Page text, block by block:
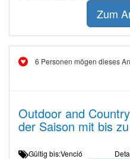
Zum
6 Personen mögen dieses
Outdoor and
der Saison mit bis
Gültig bis:Venció